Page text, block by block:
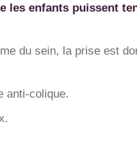
les enfants puissent
du sein, la prise est
anti-colique.